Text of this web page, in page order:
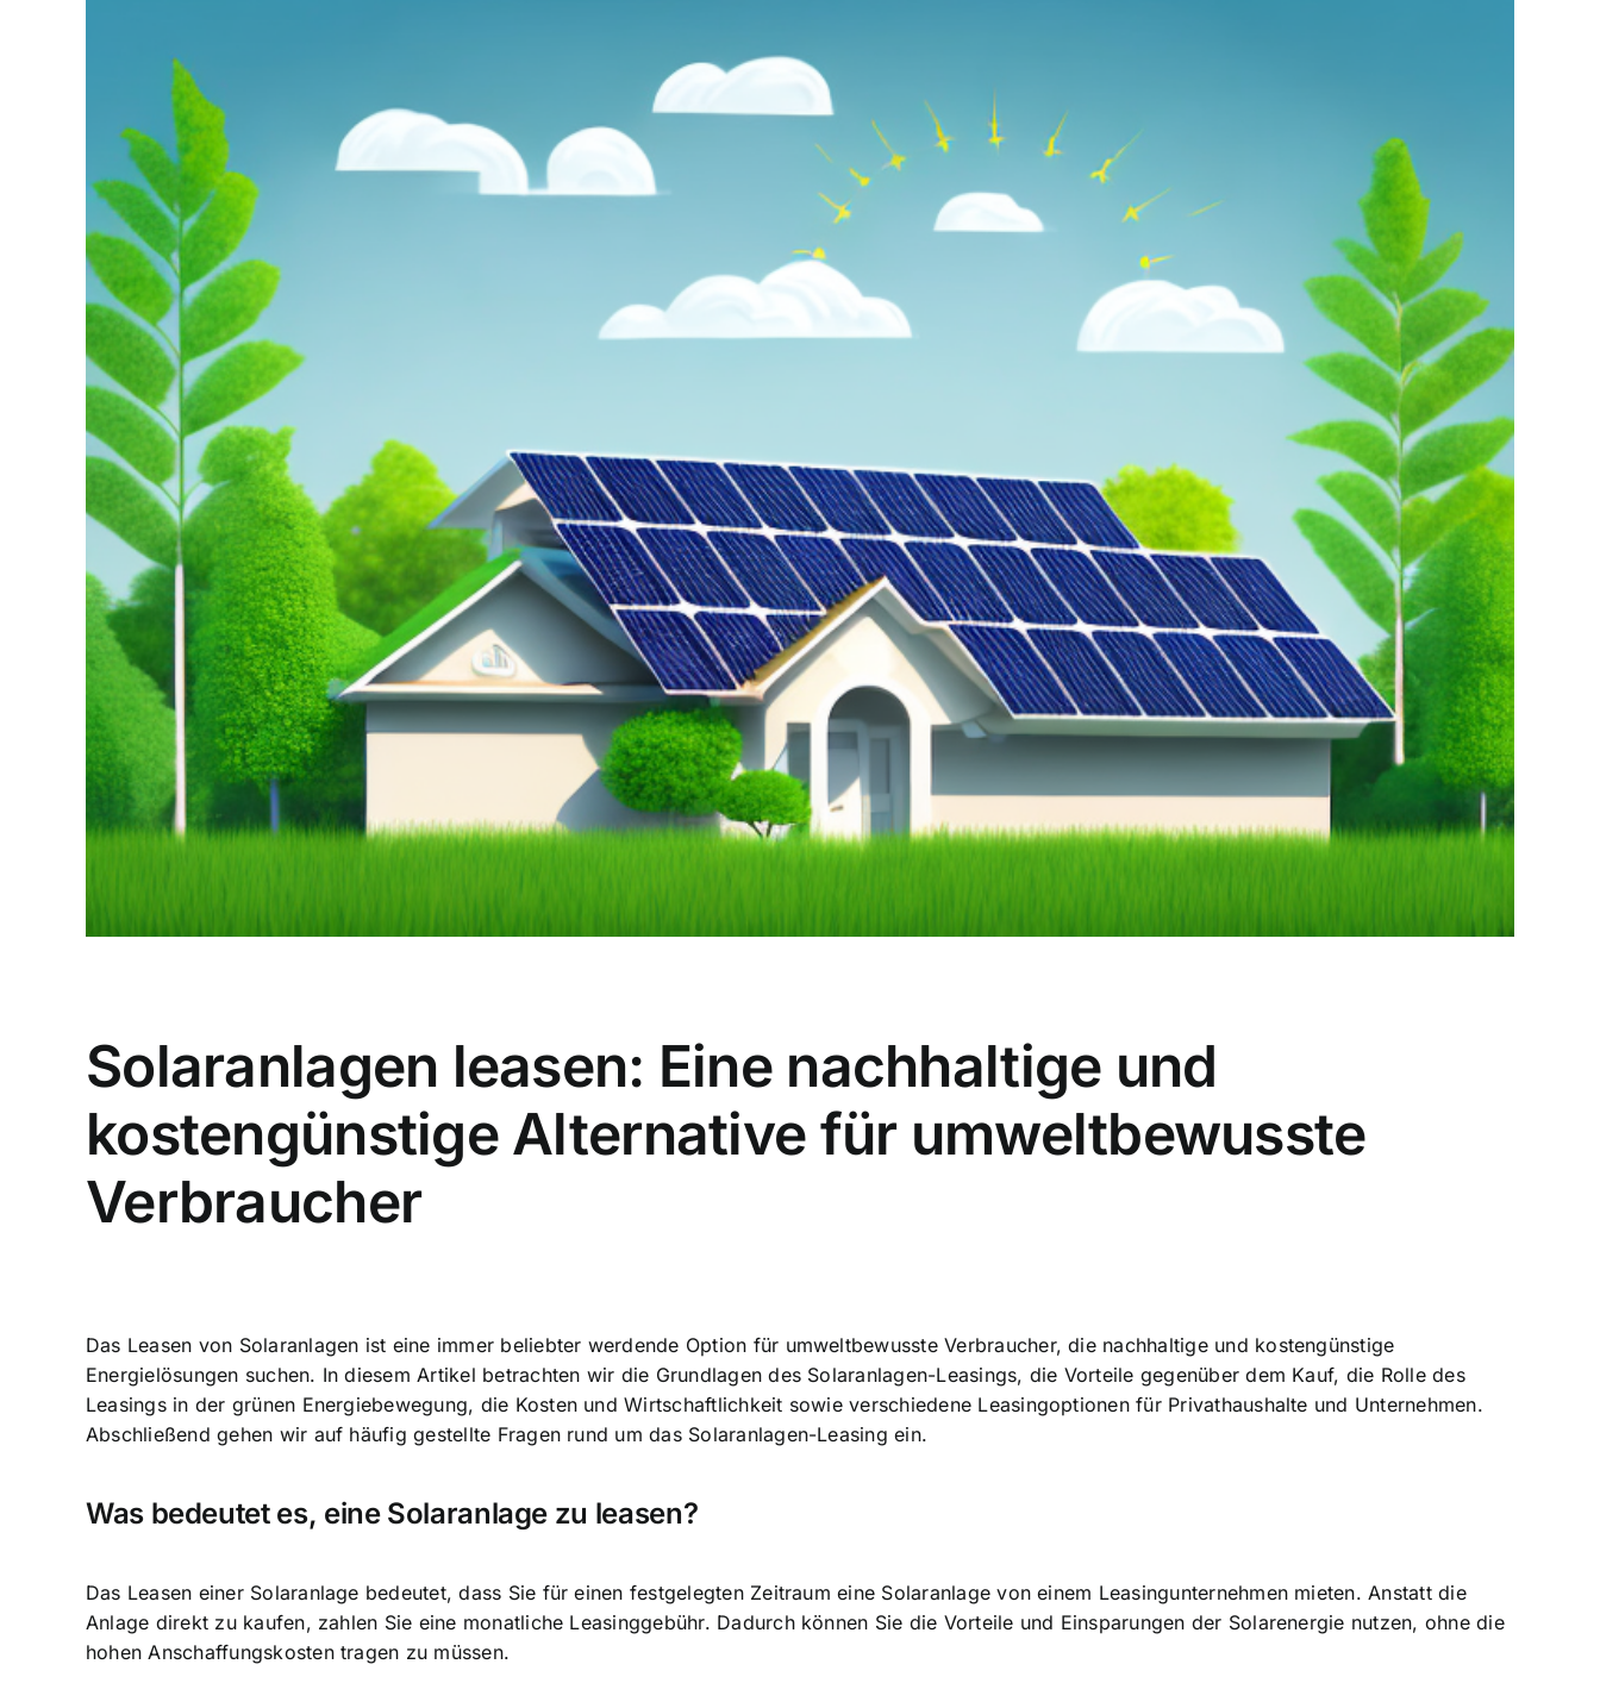
Solaranlagen leasen: Eine nachhaltige und
kostengünstige Alternative für umweltbewusste
Verbraucher
Das Leasen von Solaranlagen ist eine immer beliebter werdende Option für umweltbewusste Verbraucher, die nachhaltige und kostengünstige
Energielösungen suchen. In diesem Artikel betrachten wir die Grundlagen des Solaranlagen-Leasings, die Vorteile gegenüber dem Kauf, die Rolle des
Leasings in der grünen Energiebewegung, die Kosten und Wirtschaftlichkeit sowie verschiedene Leasingoptionen für Privathaushalte und Unternehmen.
Abschließend gehen wir auf häufig gestellte Fragen rund um das Solaranlagen-Leasing ein.
Was bedeutet es, eine Solaranlage zu leasen?
Das Leasen einer Solaranlage bedeutet, dass Sie für einen festgelegten Zeitraum eine Solaranlage von einem Leasingunternehmen mieten. Anstatt die
Anlage direkt zu kaufen, zahlen Sie eine monatliche Leasinggebühr. Dadurch können Sie die Vorteile und Einsparungen der Solarenergie nutzen, ohne die
hohen Anschaffungskosten tragen zu müssen.